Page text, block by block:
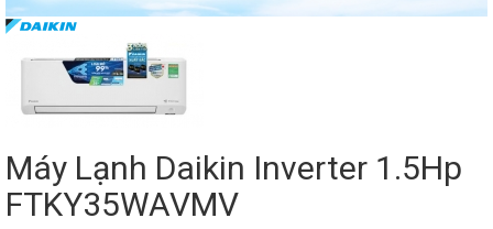
Máy Lạnh Daikin Inverter 1.5Hp
FTKY35WAVMV